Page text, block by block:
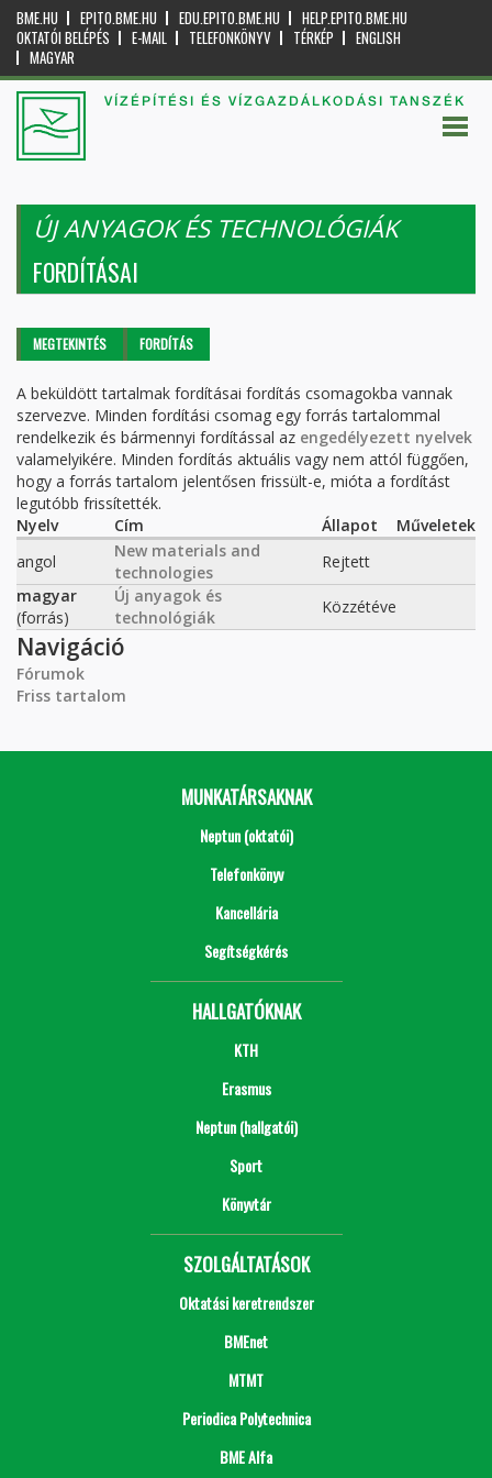
BME.HU EPITO.BME.HU EDU.EPITO.BME.HU
HELP.EPITO.BME.HU
OKTATÓI BELÉPÉS
E-MAIL TELEFONKÖNYV TÉRKÉP
ENGLISH
MAGYAR
VÍZÉPÍTÉSI ÉS VÍZGAZDÁLKODÁSI TANSZÉK
ÚJ ANYAGOK ÉS TECHNOLÓGIÁK
FORDÍTÁSAI
Elsődleges fülek
MEGTEKINTÉS FORDÍTÁS
A beküldött tartalmak fordításai fordítás csomagokba vannak
szervezve. Minden fordítási csomag egy forrás tartalommal
rendelkezik és bármennyi fordítással az engedélyezett nyelvek
valamelyikére. Minden fordítás aktuális vagy nem attól függően,
hogy a forrás tartalom jelentősen frissült-e, mióta a fordítást
legutóbb frissítették.
Nyelv
Cím Állapot
Műveletek
angol
New materials and
technologies
Rejtett
magyar
(forrás)
Új anyagok és
technológiák
Közzétéve
Navigáció
Fórumok
Friss tartalom
MUNKATÁRSAKNAK
Neptun (oktatói)
Telefonkönyv
Kancellária
Segítségkérés
HALLGATÓKNAK
KTH
Erasmus
Neptun (hallgatói)
Sport
Könyvtár
SZOLGÁLTATÁSOK
Oktatási keretrendszer
BMEnet
MTMT
Periodica Polytechnica
BME Alfa